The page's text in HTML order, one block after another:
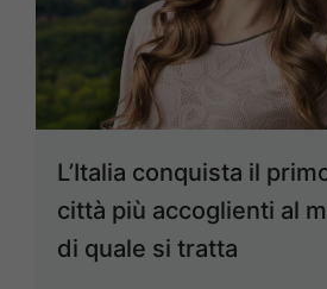
L’Italia conquista il
città più accoglienti al
di quale si tratta